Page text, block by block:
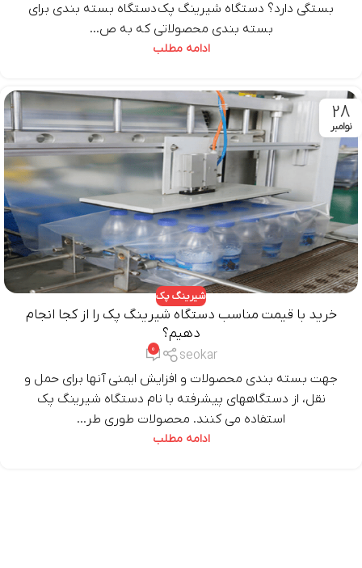
بستگی دارد؟ دستگاه شیرینگ پک دستگاه بسته بندی برای
بسته بندی محصولاتی که به ص...
ادامه مطلب
28
نوامبر
شیرینگ پک
خرید با قیمت مناسب دستگاه شیرینگ پک را از کجا انجام
دهیم؟
seokar
0
جهت بسته بندی محصولات و افزایش ایمنی آنها برای حمل و
نقل، از دستگاههای پیشرفته با نام دستگاه شیرینگ پک
استفاده می کنند. محصولات طوری طر...
ادامه مطلب